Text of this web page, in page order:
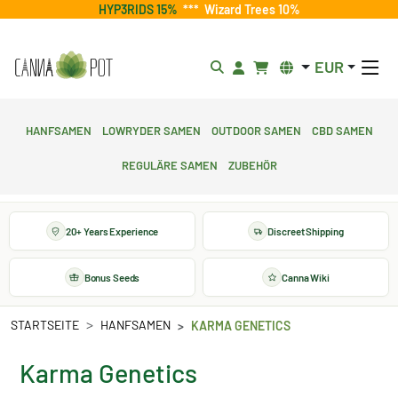
HYP3RIDS 15% *** Wizard Trees 10%
EUR
Hanfsamen Lowryder Samen Outdoor Samen CBD Samen
Reguläre Samen Zubehör
20+ Years Experience Discreet Shipping
Bonus Seeds Canna Wiki
STARTSEITE HANFSAMEN KARMA GENETICS
Karma Genetics